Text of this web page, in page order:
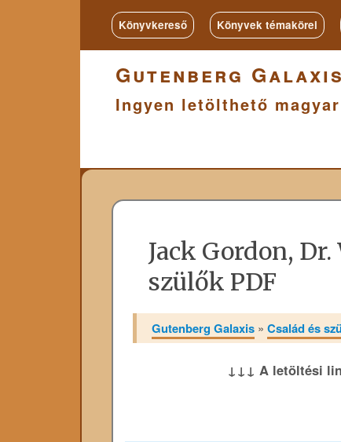
Könyvkereső Könyvek témakörei
Gutenberg Galaxis
Ingyen letölthető
Jack Gordon,
szülők PDF
Gutenberg Galaxis »Család és
↓↓↓ A letöltési